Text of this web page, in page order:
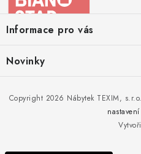
aInformace pro vás
Kontakty
Doprava nábytku k Vám
Novinky
to!
Nakupujte zahradní nábytek i v
Copyright 2026 Nábytek TEXIM, s.r.o.